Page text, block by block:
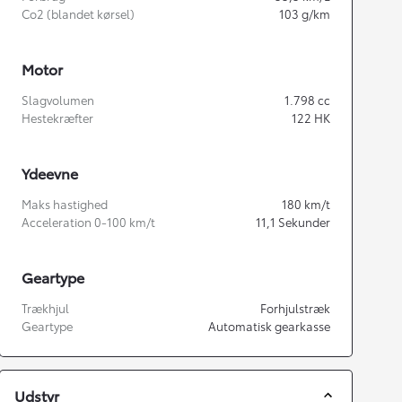
Co2 (blandet kørsel)
103 g/km
Motor
Slagvolumen 1.798 cc
Hestekræfter
122 HK
Ydeevne
Maks hastighed 180 km/t
Acceleration 0-100 km/t
11,1 Sekunder
Geartype
Trækhjul
Forhjulstræk
Geartype
Automatisk gearkasse
Udstyr